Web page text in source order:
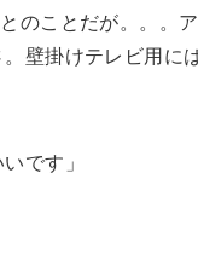
のことだが。。。
壁掛けテレビ用に
です」